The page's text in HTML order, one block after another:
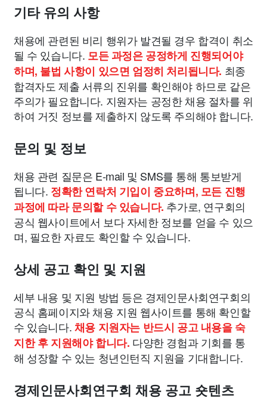
기타 유의 사항
채용에 관련된 비리 행위가 발견될 경우 합격이 취소
될 수 있습니다. 모든 과정은 공정하게 진행되어야
하며, 불법 사항이 있으면 엄정히 처리됩니다. 최종
합격자도 제출 서류의 진위를 확인해야 하므로 같은
주의가 필요합니다. 지원자는 공정한 채용 절차를 위
하여 거짓 정보를 제출하지 않도록 주의해야 합니다.
문의 및 정보
채용 관련 질문은 E-mail 및 SMS를 통해 통보받게
됩니다. 정확한 연락처 기입이 중요하며, 모든 진행
과정에 따라 문의할 수 있습니다. 추가로, 연구회의
공식 웹사이트에서 보다 자세한 정보를 얻을 수 있으
며, 필요한 자료도 확인할 수 있습니다.
상세 공고 확인 및 지원
세부 내용 및 지원 방법 등은 경제인문사회연구회의
공식 홈페이지와 채용 지원 웹사이트를 통해 확인할
수 있습니다.채용 지원자는 반드시 공고 내용을 숙
지한 후 지원해야 합니다. 다양한 경험과 기회를 통
해 성장할 수 있는 청년인턴직 지원을 기대합니다.
경제인문사회연구회 채용 공고 숏텐츠